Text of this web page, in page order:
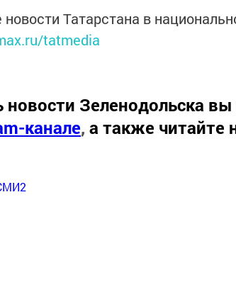
новости Татарстана в
tatmedia
новости Зеленодольска
канале, а также читайте